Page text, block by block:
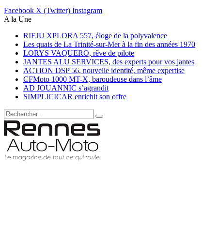
Facebook X (Twitter) Instagram
A la Une
RIEJU XPLORA 557, éloge de la polyvalence
Les quais de La Trinité-sur-Mer à la fin des années 1970
LORYS VAQUERO, rêve de pilote
JANTES ALU SERVICES, des experts pour vos jantes
ACTION DSP 56, nouvelle identité, même expertise
CFMoto 1000 MT-X, baroudeuse dans l’âme
AD JOUANNIC s’agrandit
SIMPLICICAR enrichit son offre